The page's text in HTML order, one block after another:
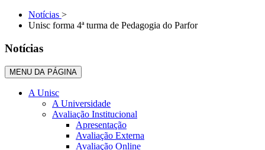
Notícias >
Unisc forma 4ª turma de Pedagogia do Parfor
Notícias
MENU DA PÁGINA
A Unisc
A Universidade
Avaliação Institucional
Apresentação
Avaliação Externa
Avaliação Online